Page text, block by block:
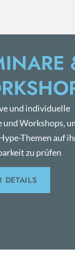
und individuelle
und Workshops,
Themen auf
zu prüfen
DETAILS